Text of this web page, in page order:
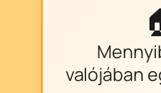
valójában